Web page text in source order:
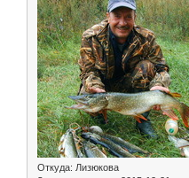
Откуда: Лизюкова